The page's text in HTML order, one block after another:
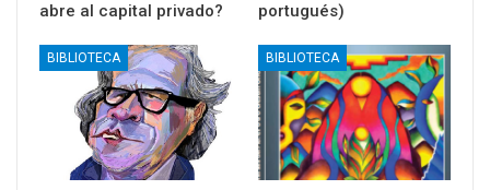
abre al capital privado?
portugués)
BIBLIOTECA BIBLIOTECA